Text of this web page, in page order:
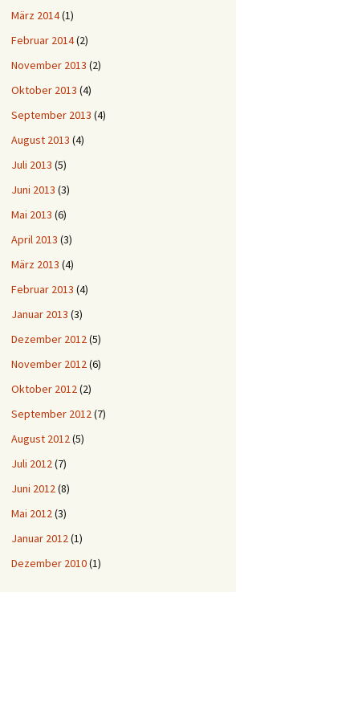
März 2014(1)
Februar 2014(2)
November 2013 (2)
Oktober 2013 (4)
September 2013 (4)
August 2013 (4)
Juli 2013 (5)
Juni 2013 (3)
Mai 2013 (6)
April 2013 (3)
März 2013 (4)
Februar 2013 (4)
Januar 2013 (3)
Dezember 2012(5)
November 2012(6)
Oktober 2012(2)
September 2012(7)
August 2012(5)
Juli 2012(7)
Juni 2012(8)
Mai 2012(3)
Januar 2012(1)
Dezember 2010(1)